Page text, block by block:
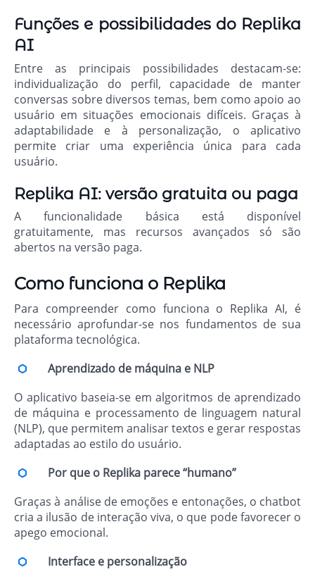
Funções e possibilidades do Replika
AI
Entre as principais possibilidades destacam-se:
individualização do perfil, capacidade de manter
conversas sobre diversos temas, bem como apoio ao
usuário em situações emocionais difíceis. Graças à
adaptabilidade e à personalização, o aplicativo
permite criar uma experiência única para cada
usuário.
Replika AI: versão gratuita ou paga
A funcionalidade básica está disponível
gratuitamente, mas recursos avançados só são
abertos na versão paga.
Como funciona o Replika
Para compreender como funciona o Replika AI, é
necessário aprofundar-se nos fundamentos de sua
plataforma tecnológica.
Aprendizado de máquina e NLP
O aplicativo baseia-se em algoritmos de aprendizado
de máquina e processamento de linguagem natural
(NLP), que permitem analisar textos e gerar respostas
adaptadas ao estilo do usuário.
Por que o Replika parece “humano”
Graças à análise de emoções e entonações, o chatbot
cria a ilusão de interação viva, o que pode favorecer o
apego emocional.
Interface e personalização